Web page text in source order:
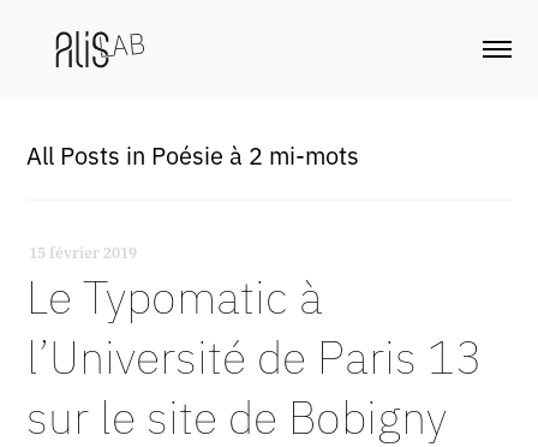
All Posts in Poésie à 2 mi-mots
15 février 2019
Le Typomatic à
l’Université de Paris 13
sur le site de Bobigny